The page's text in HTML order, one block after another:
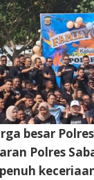
besar
Polres